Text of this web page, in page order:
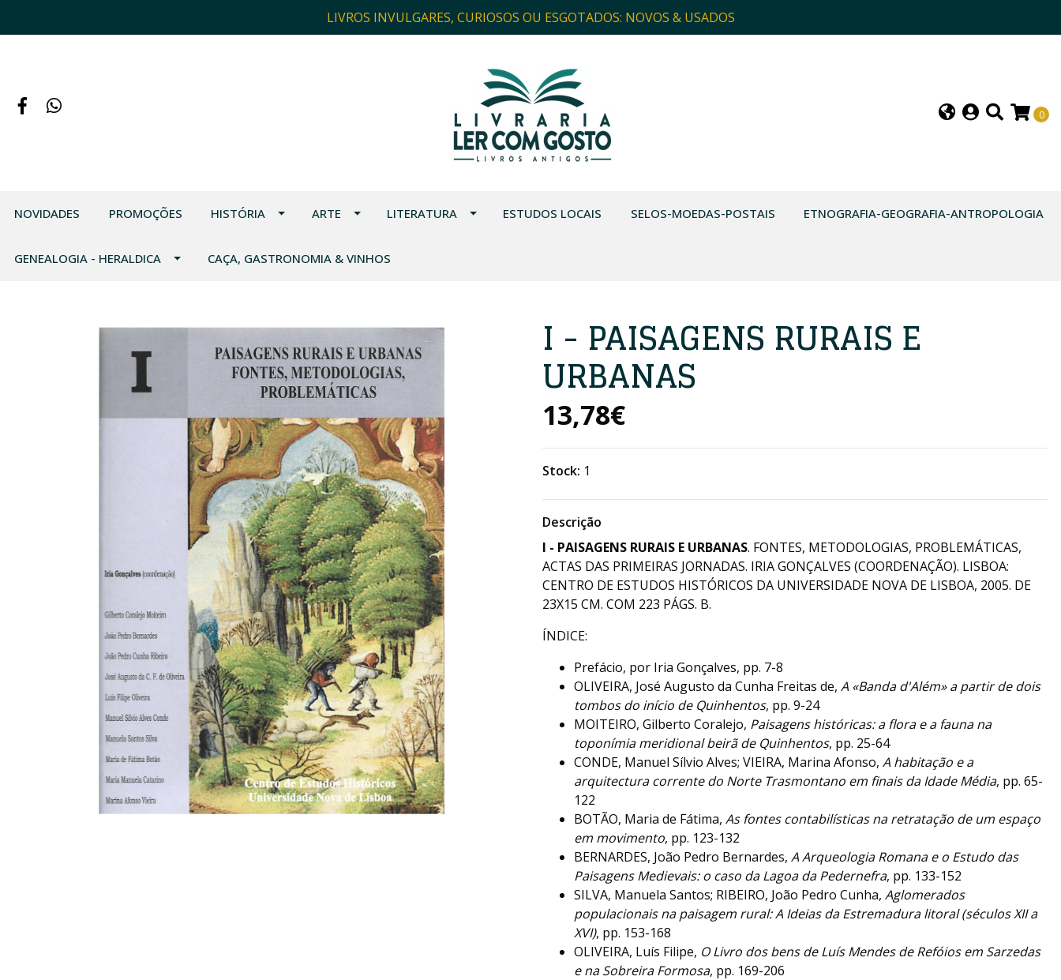
LIVROS INVULGARES, CURIOSOS OU ESGOTADOS: NOVOS & USADOS
0
NOVIDADES PROMOÇÕES HISTÓRIA ARTE LITERATURA ESTUDOS LOCAIS SELOS-MOEDAS-POSTAIS ETNOGRAFIA-GEOGRAFIA-ANTROPOLOGIA
GENEALOGIA - HERALDICA CAÇA, GASTRONOMIA & VINHOS
I - PAISAGENS RURAIS E
URBANAS
13,78€
Stock: 1
Descrição
I - PAISAGENS RURAIS E URBANAS. FONTES, METODOLOGIAS, PROBLEMÁTICAS,
ACTAS DAS PRIMEIRAS JORNADAS. IRIA GONÇALVES (COORDENAÇÃO). LISBOA:
CENTRO DE ESTUDOS HISTÓRICOS DA UNIVERSIDADE NOVA DE LISBOA, 2005. DE
23X15 CM. COM 223 PÁGS. B.
ÍNDICE:
Prefácio, por Iria Gonçalves, pp. 7-8
OLIVEIRA, José Augusto da Cunha Freitas de, A «Banda d'Além» a partir de dois
tombos do início de Quinhentos, pp. 9-24
MOITEIRO, Gilberto Coralejo, Paisagens históricas: a flora e a fauna na
toponímia meridional beirã de Quinhentos, pp. 25-64
CONDE, Manuel Sílvio Alves; VIEIRA, Marina Afonso, A habitação e a
arquitectura corrente do Norte Trasmontano em finais da Idade Média, pp. 65-
122
BOTÃO, Maria de Fátima, As fontes contabilísticas na retratação de um espaço
em movimento, pp. 123-132
BERNARDES, João Pedro Bernardes, A Arqueologia Romana e o Estudo das
Paisagens Medievais: o caso da Lagoa da Pedernefra, pp. 133-152
SILVA, Manuela Santos; RIBEIRO, João Pedro Cunha, Aglomerados
populacionais na paisagem rural: A Ideias da Estremadura litoral (séculos XII a
XVI), pp. 153-168
OLIVEIRA, Luís Filipe, O Livro dos bens de Luís Mendes de Refóios em Sarzedas
e na Sobreira Formosa, pp. 169-206